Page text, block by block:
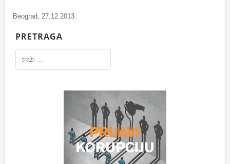
Beograd, 27.12.2013.
PRETRAGA